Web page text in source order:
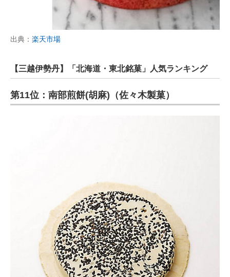
出典： 楽天市場
【三越伊勢丹】「北海道・東北銘菓」人気ランキング
第11位：南部煎餅(胡麻)（佐々木製菓）